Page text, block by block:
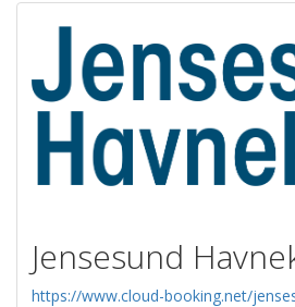
Jensesund
https://www.cloud-booking.net/